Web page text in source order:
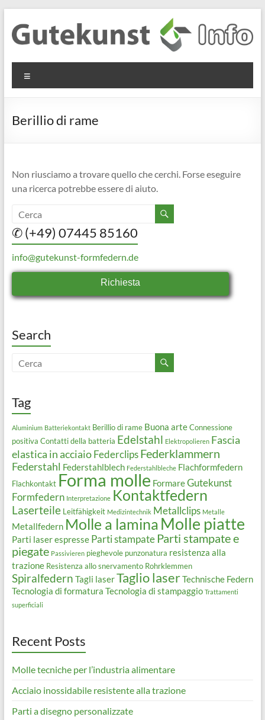
contenuto
Gutekunst
Formfedern
GmbH
Informationen
Flachmaterial
Berillio di rame
Non riusciamo a trovare quello che cerchi. Forse eseguire
una ricerca potrebbe essere di aiuto.
✆ (+49) 07445 85160
info@gutekunst-formfedern.de
Richiesta
Search
Tag
Aluminium Batteriekontakt Berillio di rame Buona arte Connessione
positiva Contatti della batteria Edelstahl Elektropolieren Fascia
elastica in acciaio Federclips Federklammern
Federstahl Federstahlblech Federstahlbleche Flachformfedern
Flachkontakt Forma molle FormareGutekunst
Formfedern Interpretazione Kontaktfedern
Laserteile Leitfähigkeit Medizintechnik Metallclips Metalle
Metallfedern Molle a lamina Molle piatte
Parti laser espresse Parti stampate Parti stampate e
piegate Passivieren pieghevole punzonatura resistenza alla
trazione Resistenza allo snervamento Rohrklemmen
Spiralfedern Tagli laserTaglio laserTechnische Federn
Tecnologia di formatura Tecnologia di stampaggio Trattamenti
superficiali
Recent Posts
Molle tecniche per l’industria alimentare
Acciaio inossidabile resistente alla trazione
Parti a disegno personalizzate